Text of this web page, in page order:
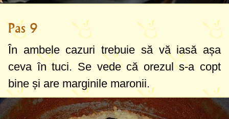
Pas 9
În ambele cazuri trebuie să vă iasă așa
ceva în tuci. Se vede că orezul s-a copt
bine și are marginile maronii.